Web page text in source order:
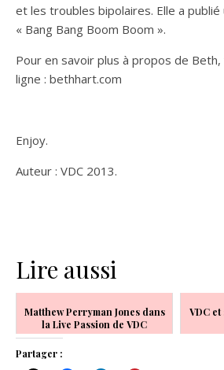
et les troubles bipolaires. Elle a
« Bang Bang Boom Boom ».
Pour en savoir plus à propos de
ligne : bethhart.com
Enjoy.
Auteur : VDC 2013.
Lire aussi
Matthew Perryman Jones dans
la Live Passion de VDC
VDC
Partager :